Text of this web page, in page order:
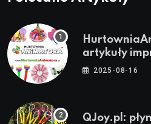
artykuły
stroje i
2025-08-16
QJoy.pl: